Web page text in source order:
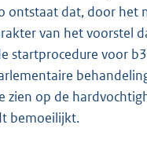
ontstaat dat, door het
van het voorstel
startprocedure voor
zien op de
bemoeilijkt.